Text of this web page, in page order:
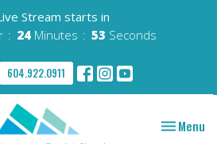
Stream starts in
24 Minutes 52 Seconds
604.922.0911
Toggle
Menu